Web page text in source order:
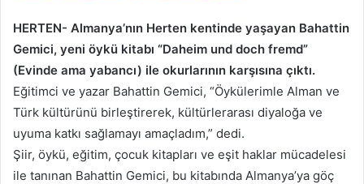
HERTEN- Almanya’nın Herten kentinde yaşayan Bahattin
Gemici, yeni öykü kitabı “Daheim und doch fremd”
(Evinde ama yabancı) ile okurlarının karşısına çıktı.
Eğitimci ve yazar Bahattin Gemici, “Öykülerimle Alman ve
Türk kültürünü birleştirerek, kültürlerarası diyaloğa ve
uyuma katkı sağlamayı amaçladım,” dedi.
Şiir, öykü, eğitim, çocuk kitapları ve eşit haklar mücadelesi
ile tanınan Bahattin Gemici, bu kitabında Almanya’ya göç